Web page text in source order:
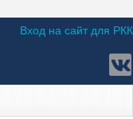
Вход на сайт для РКК